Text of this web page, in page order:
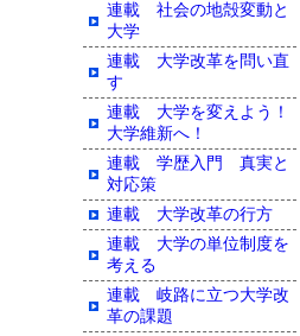
連載 社会の地殻変動と
大学
連載 大学改革を問い直
す
連載 大学を変えよう！
大学維新へ！
連載 学歴入門 真実と
対応策
連載 大学改革の行方
連載 大学の単位制度を
考える
連載 岐路に立つ大学改
革の課題